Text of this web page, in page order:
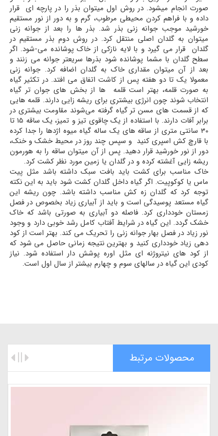
صورت انجام میشود. در روش اول میتوان بذر را در پارچه ای قرار
داده و با فراهم کردن محیطی مرطوب، گرم و به دور از نور مستقیم
خورشید موجب جوانه زنی بذر شد. بذر ها را بعد از جوانه زنی
میتوان به گلدان اصلی منتقل کرد. در روش دوم بذر مستقیم در
گلدان قرار می گیرد و با لایه نازکی از خاک پوشانده می-شود. اگر
سطح گلدان با مشما پوشانده شود بذرها سریعتر جوانه می زنند و
بعد از آن میتوان مقداری خاک به گلدان اضافه کرد. جوانه زنی
معمولا یک تا دو هفته پس از کاشت اتفاق می افتد. در تکثیر گیاه
به صورت قلمه، بهتر است قلمه ها از بخش های جوان تر گیاه
انتخاب شوند چون انرژی بیشتری برای ریشه زایی دارند. قلمه هایی
که از قسمت های مسن تر گیاه گرفته می‌شوند مقاومت بیشتری در
برابر آفات دارند. با استفاده از یک چاقوی تیز و تمیز، یک ساقه 15 تا
30 سانتی متری از ساقه های یک ساله گیاه میوه اژدها را جدا کرده
با قارچ کش اسپری کنید و سپس چند روز در محیط خشک و خنک،
دور از نور خورشید قرار دهید. پس از آن میتوان ساقه را به هورمون
ریشه زایی آغشته کرده و در گلدان یا زمین مورد نظر کشت کرد.
خاک مناسب برای کشت باید بافت سبک داشته باشد مثل پیت
ماس یا کوکوپیت. اگر گیاه داخل گلدان کشت شود باید به این نکته
توجه کرد که گلدان زه کش مناسب داشته باشد. چون ریشه این
گیاه مستعد پوسیدگی است و باید از آبیاری زیاد بخصوص در فصل
زمستان خودداری کرد. فاصله دو آبیاری به صورتی باشد که خاک
خشک گردد. این گیاه در شرایط آفتاب کامل رشد خوبی دارد و وجود
نور زیاد در فصل بهار جوانه زنی را تحریک می کند. بهتر است از کود
دهی زیاد خودداری کنید و بهترین نتیجه زمانی حاصل می شود که
از کود های نیتروژنه ای مثل اوره پوشش دار استفاده شود. نیاز
کودی این گیاه در سالهای سوم و چهارم بیشتر از سال اول است.
محصولات مرتبط